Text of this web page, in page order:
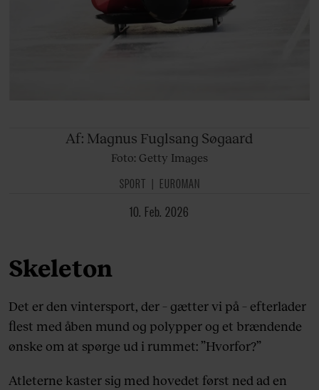
Af: Magnus Fuglsang Søgaard
Foto: Getty Images
SPORT EUROMAN
10. Feb. 2026
Skeleton
Det er den vintersport, der – gætter vi på – efterlader
flest med åben mund og polypper og et brændende
ønske om at spørge ud i rummet: ”Hvorfor?”
Atleterne kaster sig med hovedet først ned ad en